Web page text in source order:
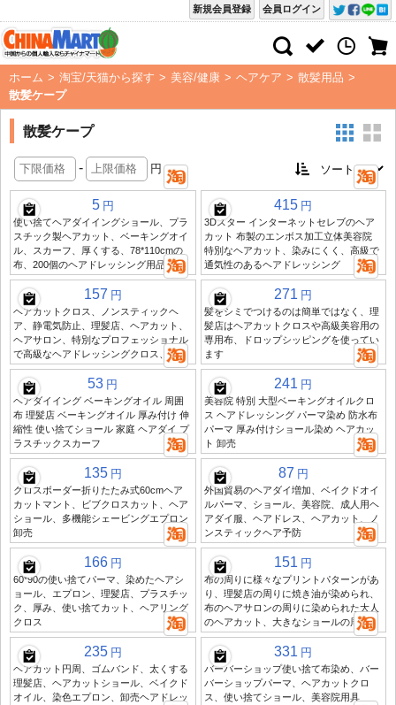
会員ログイン
新規会員登録
ホーム > 淘宝/天猫から探す > 美容/健康 > ヘアケア > 散髪用品 >
散髪ケープ
散髪ケープ
- 円
5 円
使い捨てヘアダイイングショール、プラ
スチック製ヘアカット、ベーキングオイ
ル、スカーフ、厚くする、78*110cmの
布、200個のヘアドレッシング用品
415 円
3Dスター インターネットセレブのヘア
カット 布製のエンボス加工立体美容院
特別なヘアカット、染みにくく、高級で
通気性のあるヘアドレッシング
157 円
ヘアカットクロス、ノンスティックヘ
ア、静電気防止、理髪店、ヘアカット、
ヘアサロン、特別なプロフェッショナル
で高級なヘアドレッシングクロス、潮汐
271 円
髪をシミでつけるのは簡単ではなく、理
髪店はヘアカットクロスや高級美容用の
専用布、ドロップシッピングを使ってい
ます
53 円
ヘアダイイング ベーキングオイル 周囲
布 理髪店 ベーキングオイル 厚み付け 伸
縮性 使い捨てショール 家庭 ヘアダイ プ
ラスチックスカーフ
241 円
美容院 特別 大型ベーキングオイルクロ
ス ヘアドレッシング パーマ染め 防水布
パーマ 厚み付けショール染め ヘアカッ
ト 卸売
135 円
クロスボーダー折りたたみ式60cmヘア
カットマント、ビブクロスカット、ヘア
ショール、多機能シェービングエプロン
卸売
87 円
外国貿易のヘアダイ増加、ベイクドオイ
ルパーマ、ショール、美容院、成人用ヘ
アダイ服、ヘアドレス、ヘアカット、ノ
ンスティックヘア予防
166 円
60*90の使い捨てパーマ、染めたヘアシ
ョール、エプロン、理髪店、プラスチッ
ク、厚み、使い捨てカット、ヘアリング
クロス
151 円
布の周りに様々なプリントパターンがあ
り、理髪店の周りに焼き油が染められ、
布のヘアサロンの周りに染められた大人
のヘアカット、大きなショールの周りに
235 円
ヘアカット円周、ゴムバンド、太くする
理髪店、ヘアカットショール、ベイクド
オイル、染色エプロン、卸売ヘアドレッ
331 円
バーバーショップ使い捨て布染め、バー
バーショップパーマ、ヘアカットクロ
ス、使い捨てショール、美容院用具